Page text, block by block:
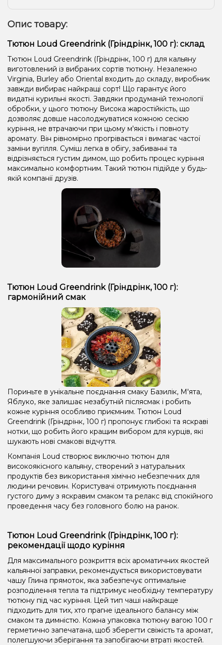
Опис товару:
Тютюн Loud Greendrink (Гріндрінк, 100 г): склад
Тютюн Loud Greendrink (Гріндрінк, 100 г) для кальяну
виготовлений із вибраних сортів тютюну. Незалежно
Virginia, Burley або Oriental входить до складу, виробник
завжди вибирає найкращі сорт! Що гарантує його
видатні курильні якості. Завдяки продуманій технології
обробки, у цього тютюну Висока жаростійкість, що
дозволяє довше насолоджуватися кожною сесією
куріння, не втрачаючи при цьому м'якість і повноту
аромату. Він рівномірно прогрівається і вимагає частої
заміни вугілля. Суміш легка в обігу, забиванні та
відрізняється густим димом, що робить процес куріння
максимально комфортним. Такий тютюн підійде у будь-
якій компанії друзів.
Тютюн Loud Greendrink (Гріндрінк, 100 г):
гармонійний смак
Пориньте в унікальне поєднання смаку Базилік, М'ята,
Яблуко, яке залишає незабутній післясмак і робить
кожне куріння особливо приємним. Тютюн Loud
Greendrink (Гріндрінк, 100 г) пропонує глибокі та яскраві
нотки, що робить його кращим вибором для курців, які
шукають нові смакові відчуття.
Компанія Loud створює виключно тютюн для
високоякісного кальяну, створений з натуральних
продуктів без використання хімічно небезпечних для
людини речовин. Користувачі отримують поєднання
густого диму з яскравим смаком та релакс від спокійного
проведення часу без головного болю на ранок.
Тютюн Loud Greendrink (Гріндрінк, 100 г):
рекомендації щодо куріння
Для максимального розкриття всіх ароматичних якостей
кальянної заправки, рекомендується використовувати
чашу Глина прямоток, яка забезпечує оптимальне
розподілення тепла та підтримує необхідну температуру
тютюну під час куріння. Цей тип чаші найкраще
підходить для тих, хто прагне ідеального балансу між
смаком та димністю. Кожна упаковка тютюну вагою 100 г
герметично запечатана, щоб зберегти свіжість та аромат,
полегшуючи зберігання та запобігаючи втраті якостей.